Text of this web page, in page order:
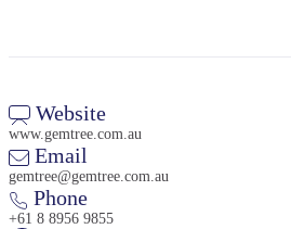
Website
www.gemtree.com.au
Email
gemtree@gemtree.com.au
Phone
+61 8 8956 9855